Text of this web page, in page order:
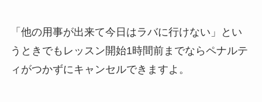
「他の用事が出来て今日はラバに行けない」
とい
うときでもレッスン開始1時間前までならペナルテ
ィがつかずにキャンセルできますよ。